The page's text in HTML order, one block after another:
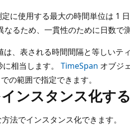
に使用する最大の時間単位は 1
るため、一貫性のために日数で
は、表される時間間隔と等しいテ
相当します。 TimeSpan オブジ
での範囲で指定できます。
ンスタンス化する
法でインスタンス化できます。